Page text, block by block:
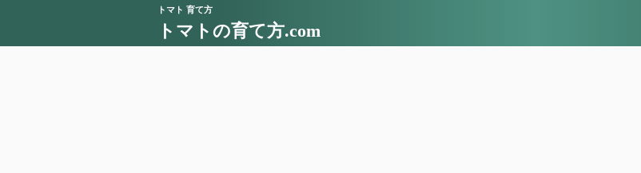
トマト 育て方
トマトの育て方.com